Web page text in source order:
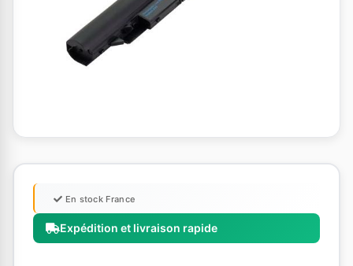
Expédition et livraison rapide
En stock France